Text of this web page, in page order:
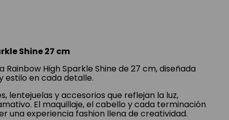
Shine 27 cm
High Sparkle Shine de 27 cm, diseñada
estilo en cada detalle.
lentejuelas y accesorios que reflejan la luz,
El maquillaje, el cabello y cada terminación
una experiencia fashion llena de creatividad.